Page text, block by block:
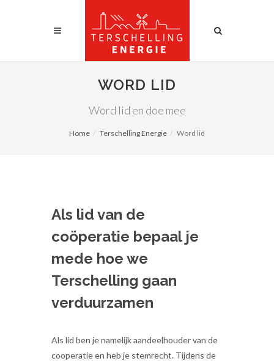
WORD LID
Word lid en doe mee
Home Terschelling Energie Word lid
Als lid van de
coöperatie bepaal je
mede hoe we
Terschelling gaan
verduurzamen
Als lid ben je namelijk aandeelhouder van de
cooperatie en heb je stemrecht. Tijdens de